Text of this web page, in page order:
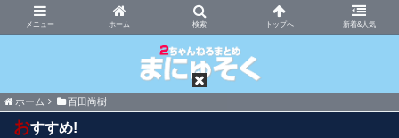
ホーム 新着&人気
まにゅそく 2chまとめニュース速報VIP
ホーム 百田尚樹
おすすめ!